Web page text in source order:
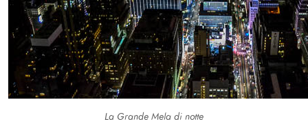
La Grande Mela di notte